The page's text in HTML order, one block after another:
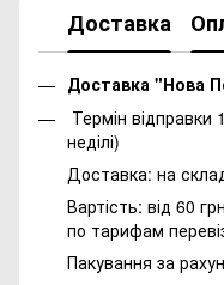
Доставка
Доставка "Нова
Термін відправки
неділі)
Доставка: на
Вартість: від 60
по тарифам
Пакування за